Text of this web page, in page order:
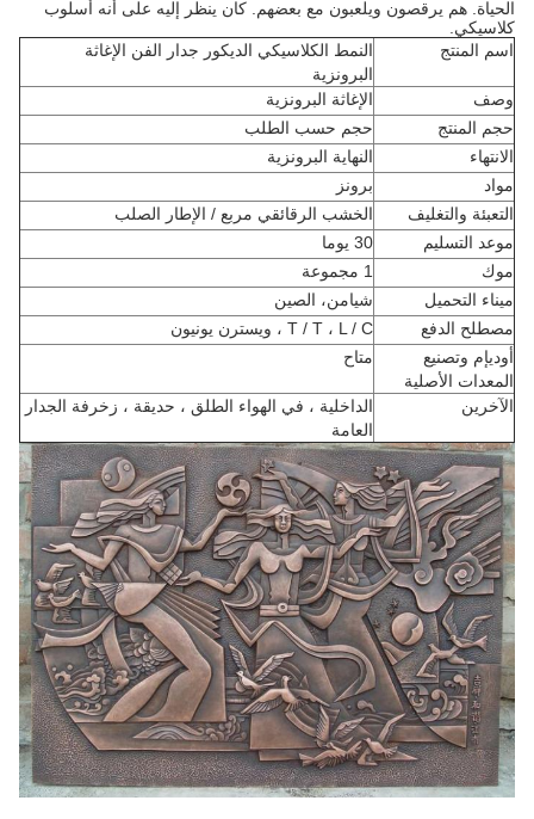
الحياة. هم يرقصون ويلعبون مع بعضهم. كان ينظر إليه على أنه أسلوب
كلاسيكي.
اسم المنتج
النمط الكلاسيكي الديكور جدار الفن الإغاثة
البرونزية
وصف
الإغاثة البرونزية
حجم المنتج
حجم حسب الطلب
الانتهاء
النهاية البرونزية
مواد
برونز
التعبئة والتغليف
الخشب الرقائقي مربع / الإطار الصلب
موعد التسليم
30 يوما
موك
ميناء التحميل
شيامن، الصين
مصطلح الدفع
T / T ، L / C ، ويسترن يونيون
أوديإم وتصنيع
المعدات الأصلية
متاح
الآخرين
الداخلية ، في الهواء الطلق ، حديقة ، زخرفة الجدار
العامة